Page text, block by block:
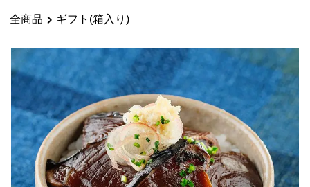
全商品 ギフト(箱入り)